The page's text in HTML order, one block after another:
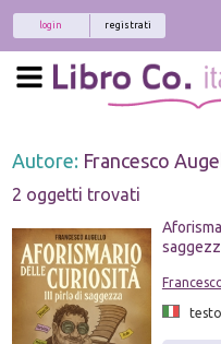
registrati
login
Autore: Francesco
2 oggetti trovati